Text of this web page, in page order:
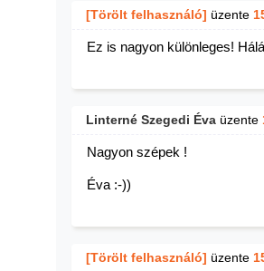
[Törölt felhasználó] üzente
Ez is nagyon különleges!
Linterné Szegedi Éva üzente
Nagyon szépek !
Éva :-))
[Törölt felhasználó] üzente